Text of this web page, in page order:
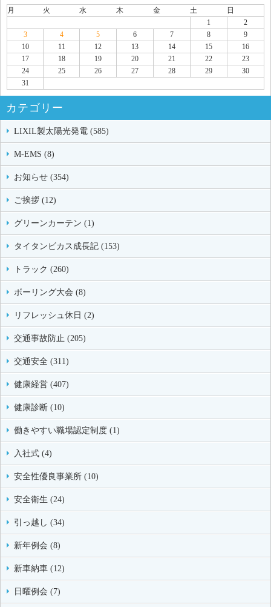
月
火 水 木 金 土
日
1
2
3
4 5 6 7 8
9
10
11 12 13 14 15
16
17
18 19 20 21 22
23
24
25 26 27 28 29
30
31
カテゴリー
LIXIL製太陽光発電 (585)
M-EMS (8)
お知らせ (354)
ご挨拶 (12)
グリーンカーテン (1)
タイタンビカス成長記 (153)
トラック (260)
ボーリング大会 (8)
リフレッシュ休日 (2)
交通事故防止 (205)
交通安全 (311)
健康経営 (407)
健康診断 (10)
働きやすい職場認定制度 (1)
入社式 (4)
安全性優良事業所 (10)
安全衛生 (24)
引っ越し (34)
新年例会 (8)
新車納車 (12)
日曜例会 (7)